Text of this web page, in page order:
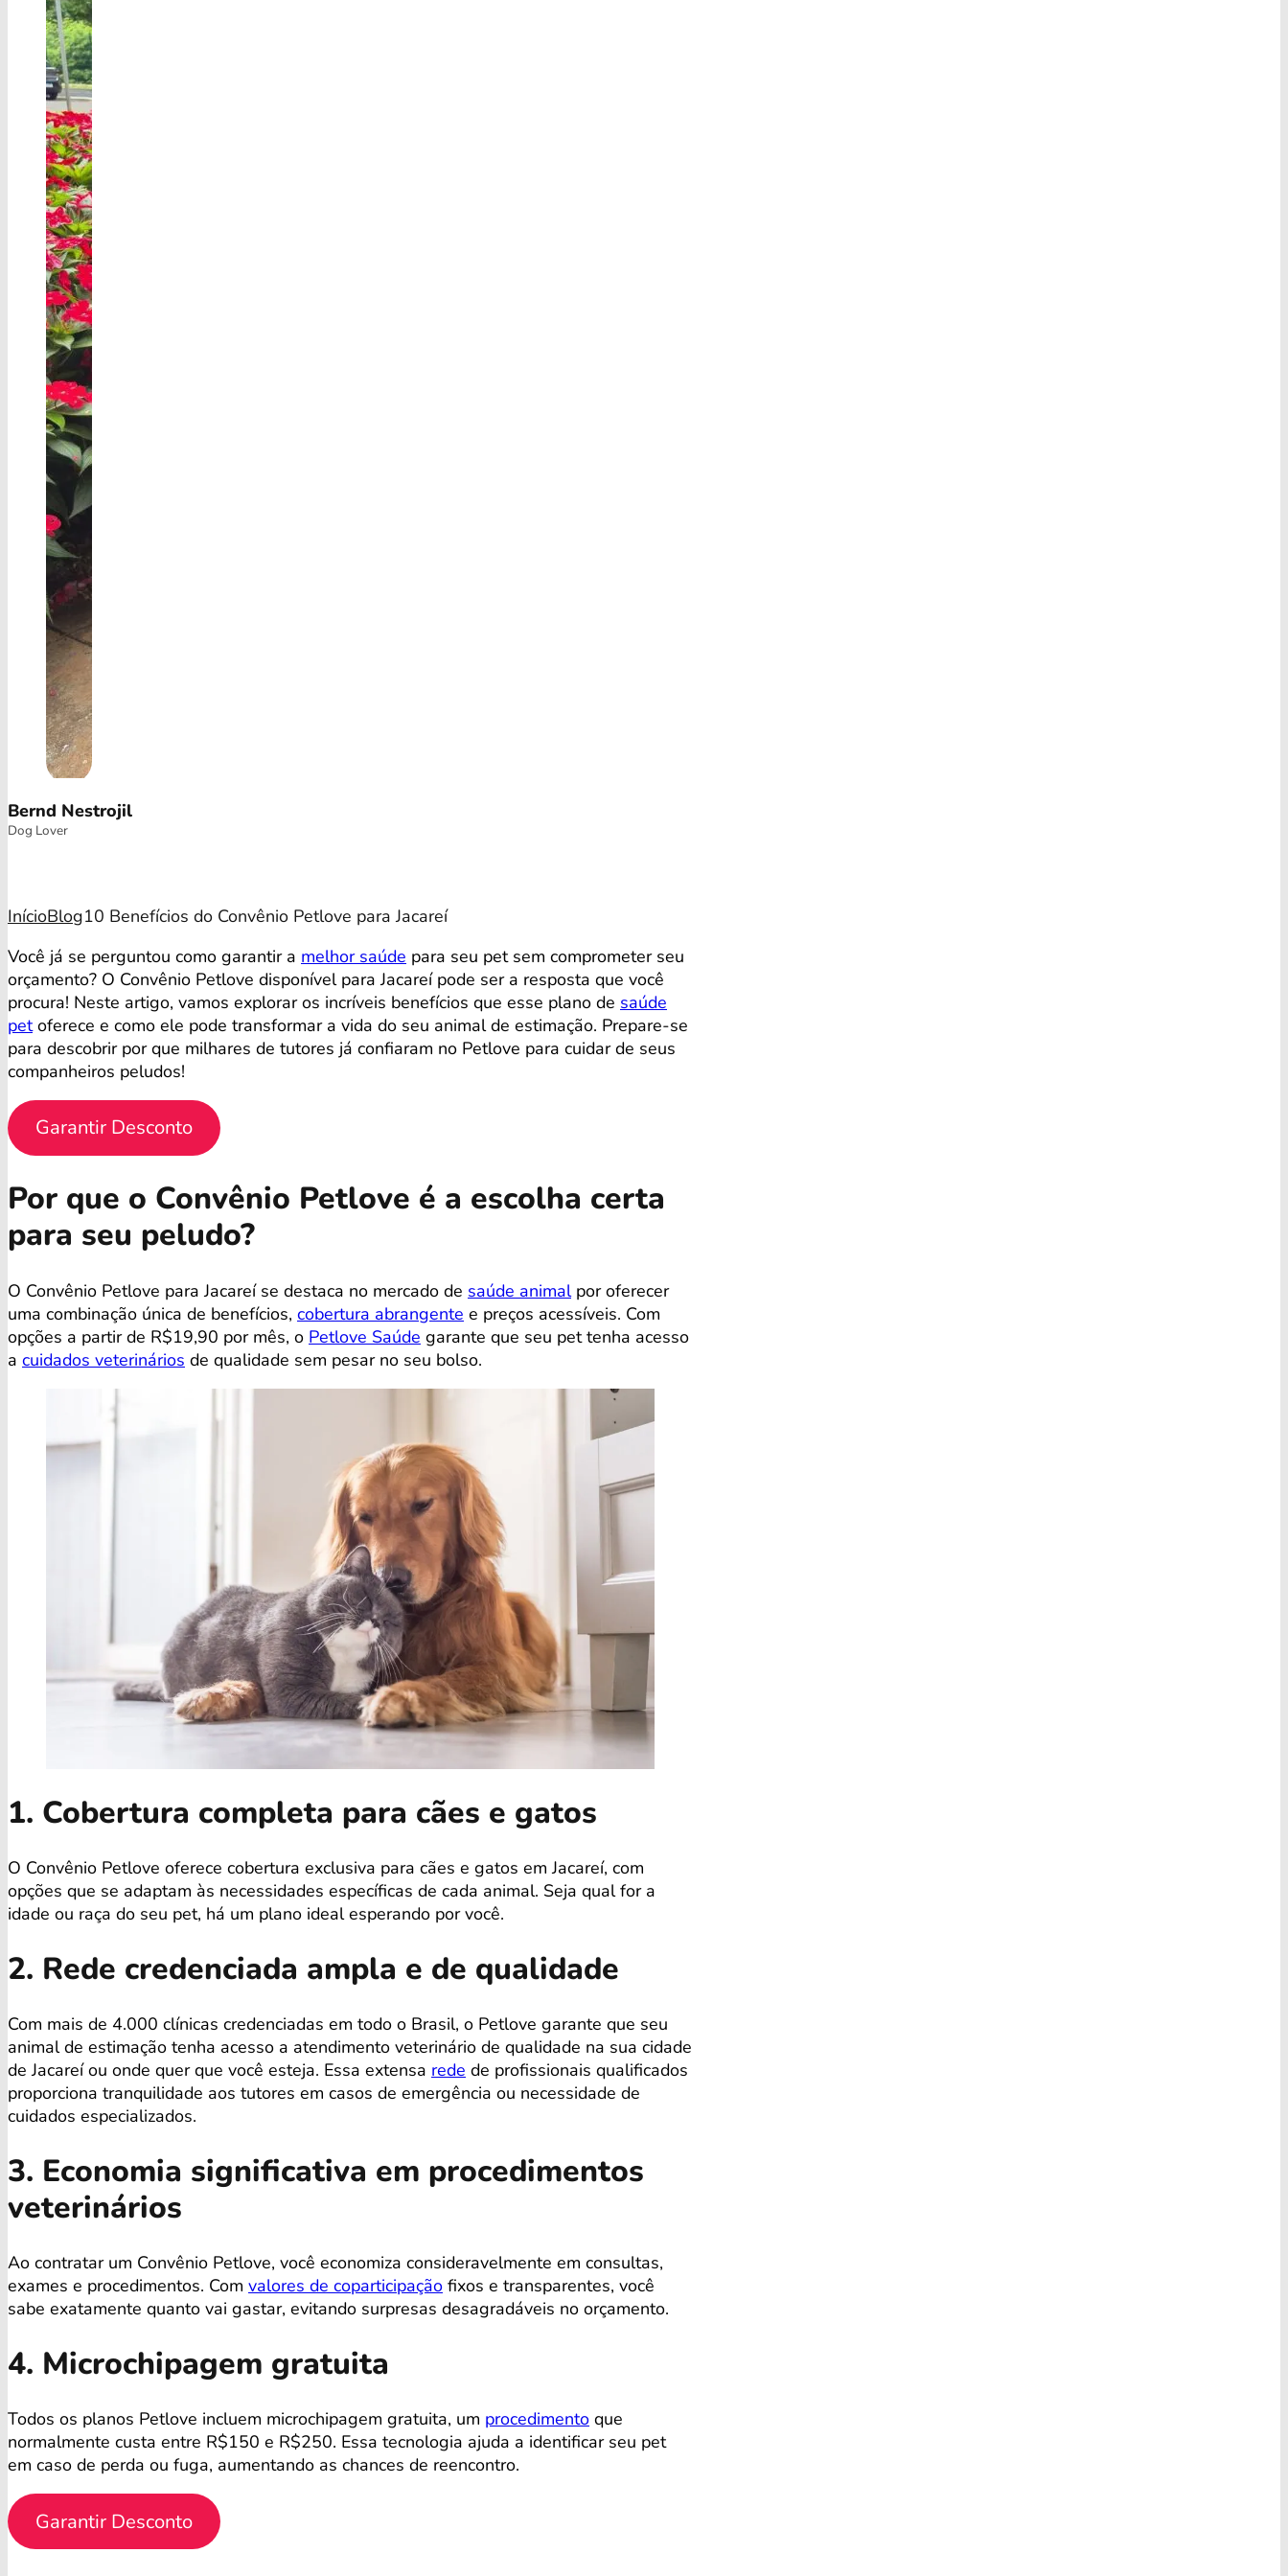
Bernd Nestrojil
Dog Lover
InícioBlog10 Benefícios do Convênio Petlove para Jacareí
Você já se perguntou como garantir a melhor saúde para seu pet sem comprometer seu
orçamento? O Convênio Petlove disponível para Jacareí pode ser a resposta que você
procura! Neste artigo, vamos explorar os incríveis benefícios que esse plano de saúde
petoferece e como ele pode transformar a vida do seu animal de estimação. Prepare-se
para descobrir por que milhares de tutores já confiaram no Petlove para cuidar de seus
companheiros peludos!
Garantir Desconto
Por que o Convênio Petlove é a escolha certa
para seu peludo?
O Convênio Petlove para Jacareí se destaca no mercado de saúde animalpor oferecer
uma combinação única de benefícios, cobertura abrangente e preços acessíveis. Com
opções a partir de R$19,90 por mês, o Petlove Saúde garante que seu pet tenha acesso
a cuidados veterinários de qualidade sem pesar no seu bolso.
1. Cobertura completa para cães e gatos
O Convênio Petlove oferece cobertura exclusiva para cães e gatos em Jacareí, com
opções que se adaptam às necessidades específicas de cada animal. Seja qual for a
idade ou raça do seu pet, há um plano ideal esperando por você.
2. Rede credenciada ampla e de qualidade
Com mais de 4.000 clínicas credenciadas em todo o Brasil, o Petlove garante que seu
animal de estimação tenha acesso a atendimento veterinário de qualidade na sua cidade
de Jacareí ou onde quer que você esteja. Essa extensa rede de profissionais qualificados
proporciona tranquilidade aos tutores em casos de emergência ou necessidade de
cuidados especializados.
3. Economia significativa em procedimentos
veterinários
Ao contratar um Convênio Petlove, você economiza consideravelmente em consultas,
exames e procedimentos. Com valores de coparticipação fixos e transparentes, você
sabe exatamente quanto vai gastar, evitando surpresas desagradáveis no orçamento.
4. Microchipagem gratuita
Todos os planos Petlove incluem microchipagem gratuita, um procedimento que
normalmente custa entre R$150 e R$250. Essa tecnologia ajuda a identificar seu pet
em caso de perda ou fuga, aumentando as chances de reencontro.
Garantir Desconto